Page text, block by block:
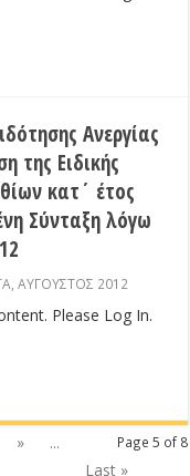
Ανεργίας
της Ειδικής
κατ΄ έτος
Σύνταξη λόγω
,ΑΥΓΟΥΣΤΟΣ 2012
Please Log In.
Page 5 of 8
»
...
Last »